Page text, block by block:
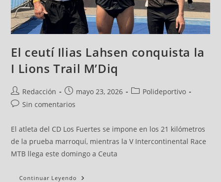
El ceutí Ilias Lahsen conquista la
I Lions Trail M’Diq
Redacción mayo 23, 2026
Polideportivo
Sin comentarios
El atleta del CD Los Fuertes se impone en los 21 kilómetros
de la prueba marroquí, mientras la V Intercontinental Race
MTB llega este domingo a Ceuta
Continuar Leyendo